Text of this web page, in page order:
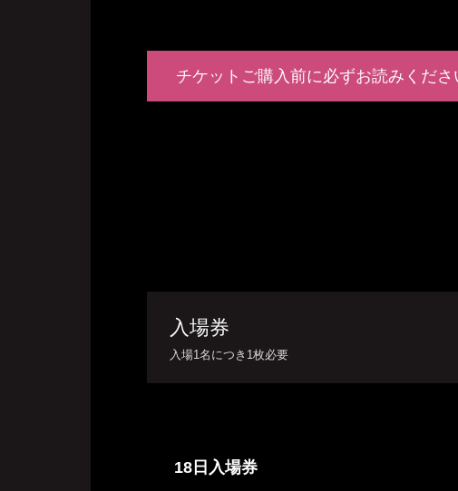
チケットご購入前に必ずお読みくださ
入場券
入場1名につき1枚必要
18日入場券